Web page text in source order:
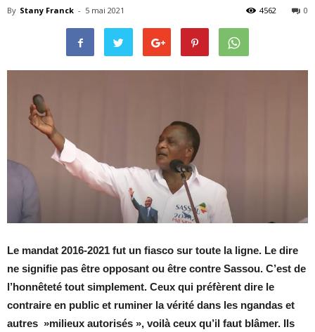
By Stany Franck - 5 mai 2021 0
4562
Le mandat 2016-2021 fut un fiasco sur toute la ligne. Le dire
ne signifie pas être opposant ou être contre Sassou. C’est de
l’honnêteté tout simplement. Ceux qui préfèrent dire le
contraire en public et ruminer la vérité dans les ngandas et
autres »milieux autorisés », voilà ceux qu’il faut blâmer. Ils